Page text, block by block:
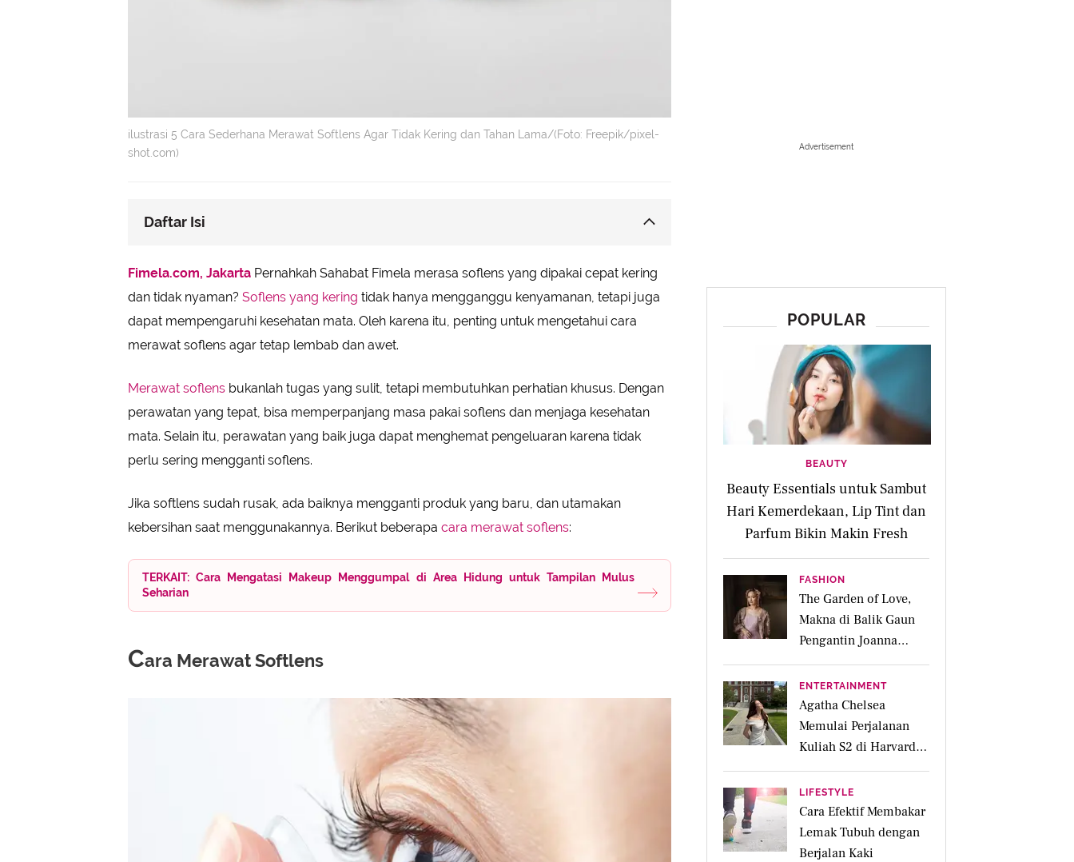
ilustrasi 5 Cara Sederhana Merawat Softlens Agar Tidak Kering dan Tahan Lama/(Foto: Freepik/pixel-
shot.com)
Daftar Isi
• Bersihkan Soflens dengan Rutin dan Benar
• Gunakan Tetes Mata Khusus Soflens
• Simpan Soflens di Tempat yang Tepat
• Batasi Penggunaan Soflens
• Hindari Menggunakan Soflens Saat Tidur
Fimela.com, Jakarta Pernahkah Sahabat Fimela merasa soflens yang dipakai cepat kering
dan tidak nyaman? Soflens yang kering tidak hanya mengganggu kenyamanan, tetapi juga
dapat mempengaruhi kesehatan mata. Oleh karena itu, penting untuk mengetahui cara
merawat soflens agar tetap lembab dan awet.
Merawat soflens bukanlah tugas yang sulit, tetapi membutuhkan perhatian khusus. Dengan
perawatan yang tepat, bisa memperpanjang masa pakai soflens dan menjaga kesehatan
mata. Selain itu, perawatan yang baik juga dapat menghemat pengeluaran karena tidak
perlu sering mengganti soflens.
Jika softlens sudah rusak, ada baiknya mengganti produk yang baru, dan utamakan
kebersihan saat menggunakannya. Berikut beberapa cara merawat soflens:
TERKAIT: Cara Mengatasi Makeup Menggumpal di Area Hidung untuk Tampilan Mulus
Seharian
Cara Merawat Softlens
Advertisement
POPULAR
BEAUTY
Beauty Essentials untuk Sambut
Hari Kemerdekaan, Lip Tint dan
Parfum Bikin Makin Fresh
FASHION
The Garden of Love,
Makna di Balik Gaun
Pengantin Joanna
Alexandra Rancangan
Didiet Maulana
ENTERTAINMENT
Agatha Chelsea
Memulai Perjalanan
Kuliah S2 di Harvard
University
LIFESTYLE
Cara Efektif Membakar
Lemak Tubuh dengan
Berjalan Kaki